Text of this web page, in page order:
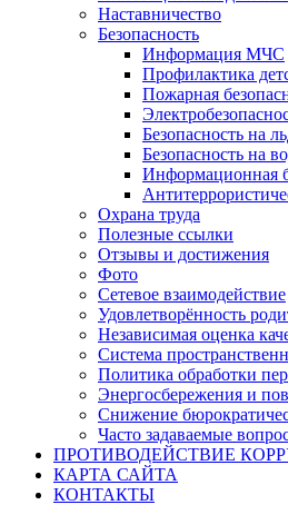
Наставничество
Безопасность
Информация МЧС
Профилактика
Пожарная
Безопасность на
Безопасность на
Информационная
Охрана труда
Полезные ссылки
Отзывы и достижения
Фото
Сетевое взаимодействие
Удовлетворённость
Независимая оценка
Система
Политика обработки
Энергосбережения и
Снижение
Часто задаваемые
ПРОТИВОДЕЙСТВИЕ
КАРТА САЙТА
КОНТАКТЫ